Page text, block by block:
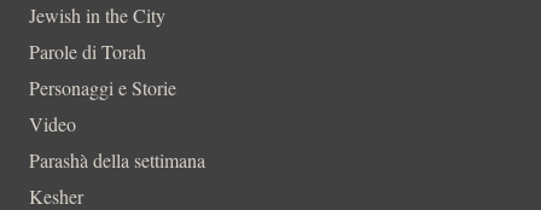
Jewish in the City
Parole di Torah
Personaggi e Storie
Video
Parashà della settimana
Kesher